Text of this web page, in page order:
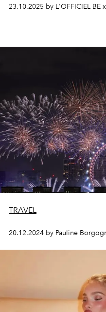
het is het vastleggen van
23.10.2025 by L'OFFICIEL BE
TRAVEL
20.12.2024 by Pauline